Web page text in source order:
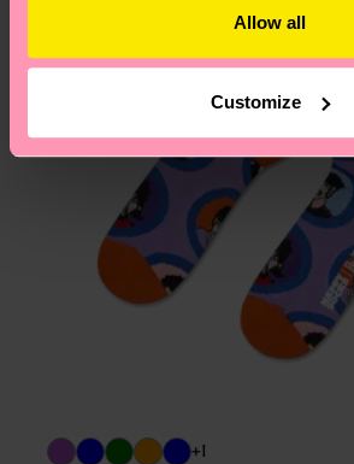
Allow all
Customize
+1